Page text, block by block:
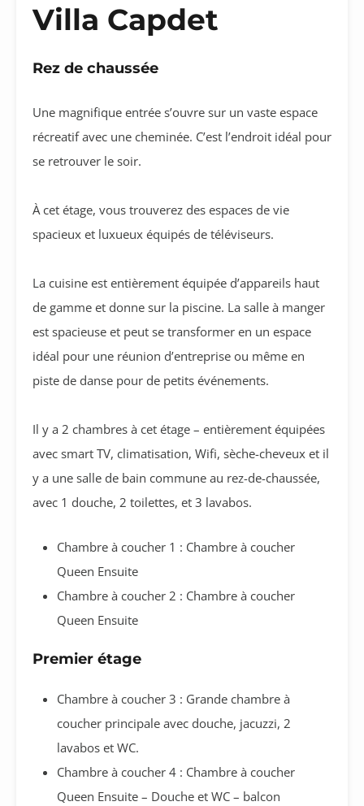
Villa Capdet
Rez de chaussée
Une magnifique entrée s’ouvre sur un vaste espace
récreatif avec une cheminée. C’est l’endroit idéal pour
se retrouver le soir.
À cet étage, vous trouverez des espaces de vie
spacieux et luxueux équipés de téléviseurs.
La cuisine est entièrement équipée d’appareils haut
de gamme et donne sur la piscine. La salle à manger
est spacieuse et peut se transformer en un espace
idéal pour une réunion d’entreprise ou même en
piste de danse pour de petits événements.
Il y a 2 chambres à cet étage – entièrement équipées
avec smart TV, climatisation, Wifi, sèche-cheveux et il
y a une salle de bain commune au rez-de-chaussée,
avec 1 douche, 2 toilettes, et 3 lavabos.
Chambre à coucher 1 : Chambre à coucher
Queen Ensuite
Chambre à coucher 2 : Chambre à coucher
Queen Ensuite
Premier étage
Chambre à coucher 3 : Grande chambre à
coucher principale avec douche, jacuzzi, 2
lavabos et WC.
Chambre à coucher 4 : Chambre à coucher
Queen Ensuite – Douche et WC – balcon